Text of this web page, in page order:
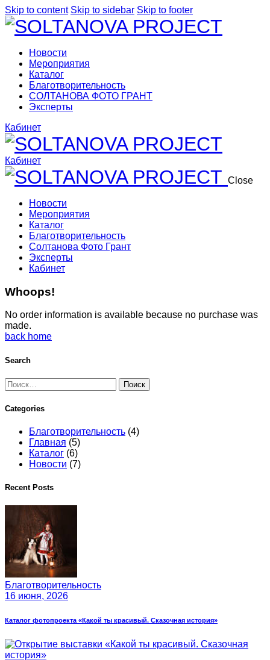
Skip to content Skip to sidebar Skip to footer
Новости
Мероприятия
Каталог
Благотворительность
СОЛТАНОВА ФОТО ГРАНТ
Эксперты
Кабинет
Кабинет
Close
Новости
Мероприятия
Каталог
Благотворительность
Солтанова Фото Грант
Эксперты
Кабинет
Whoops!
No order information is available because no purchase was
made.
back home
Search
Найти:
Categories
Благотворительность (4)
Главная (5)
Каталог (6)
Новости (7)
Recent Posts
Благотворительность
16 июня, 2026
Каталог фотопроекта «Какой ты красивый. Сказочная история»